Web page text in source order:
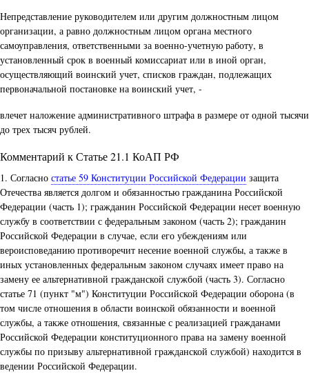
Непредставление руководителем или другим должностным лицом
организации, а равно должностным лицом органа местного
самоуправления, ответственными за военно-учетную работу, в
установленный срок в военный комиссариат или в иной орган,
осуществляющий воинский учет, списков граждан, подлежащих
первоначальной постановке на воинский учет, -
влечет наложение административного штрафа в размере от одной тысячи
до трех тысяч рублей.
Комментарий к Статье 21.1 КоАП РФ
1. Согласно статье 59 Конституции Российской Федерации защита
Отечества является долгом и обязанностью гражданина Российской
Федерации (часть 1); гражданин Российской Федерации несет военную
службу в соответствии с федеральным законом (часть 2); гражданин
Российской Федерации в случае, если его убеждениям или
вероисповеданию противоречит несение военной службы, а также в
иных установленных федеральным законом случаях имеет право на
замену ее альтернативной гражданской службой (часть 3). Согласно
статье 71 (пункт "м") Конституции Российской Федерации оборона (в
том числе отношения в области воинской обязанности и военной
службы, а также отношения, связанные с реализацией гражданами
Российской Федерации конституционного права на замену военной
службы по призыву альтернативной гражданской службой) находится в
ведении Российской Федерации.